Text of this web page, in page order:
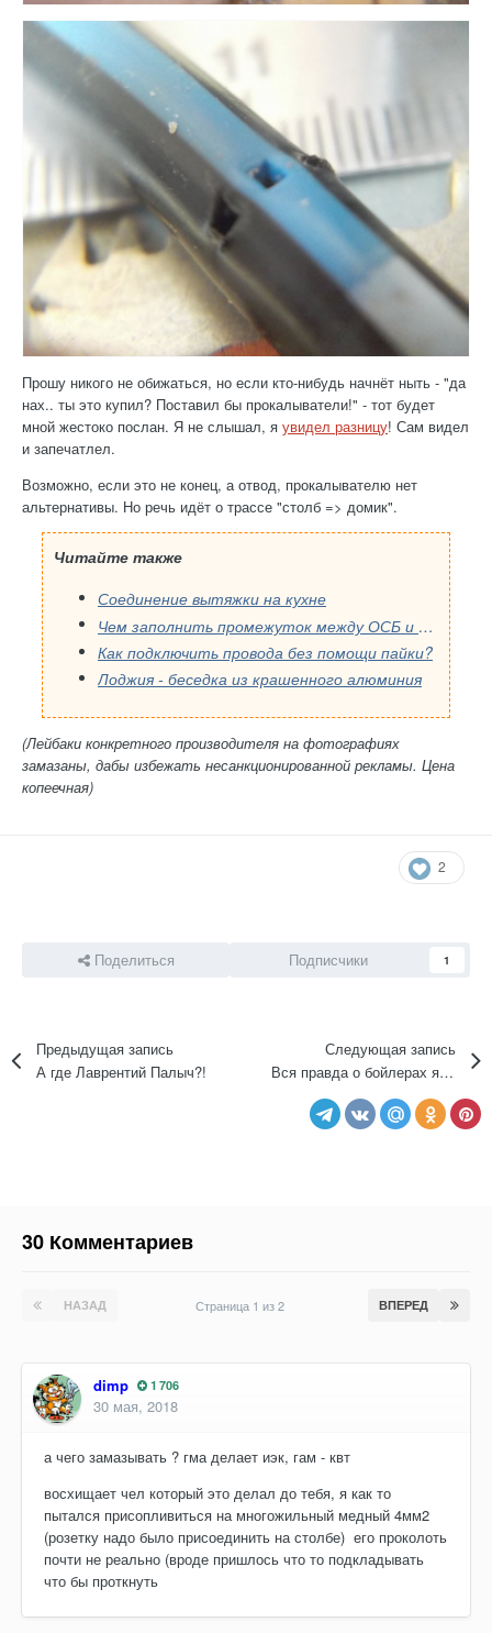
Прошу никого не обижаться, но если кто-нибудь начнёт ныть - "да
нах.. ты это купил? Поставил бы прокалыватели!" - тот будет
мной жестоко послан. Я не слышал, я увидел разницу! Сам видел
и запечатлел.
Возможно, если это не конец, а отвод, прокалывателю нет
альтернативы. Но речь идёт о трассе "столб => домик".
Читайте также
Соединение вытяжки на кухне
Чем заполнить промежуток между ОСБ и металлической лагой
Как подключить провода без помощи пайки?
Лоджия - беседка из крашенного алюминия
(Лейбаки конкретного производителя на фотографиях
замазаны, дабы избежать несанкционированной рекламы. Цена
копеечная)
2
Поделиться Подписчики 1
Предыдущая запись
А где Лаврентий Палыч?!
Следующая запись
Вся правда о бойлерах языком "для домохозяек".
30 Комментариев
НАЗАД ВПЕРЕД
Страница 1 из 2
dimp 1 706
30 мая, 2018
а чего замазывать ? гма делает иэк, гам - квт
восхищает чел который это делал до тебя, я как то
пытался присопливиться на многожильный медный 4мм2
(розетку надо было присоединить на столбе) его проколоть
почти не реально (вроде пришлось что то подкладывать
что бы проткнуть